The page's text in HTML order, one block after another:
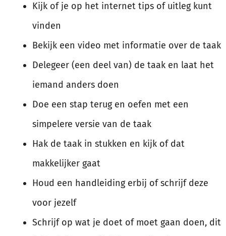
Kijk of je op het internet tips of uitleg kunt
vinden
Bekijk een video met informatie over de taak
Delegeer (een deel van) de taak en laat het
iemand anders doen
Doe een stap terug en oefen met een
simpelere versie van de taak
Hak de taak in stukken en kijk of dat
makkelijker gaat
Houd een handleiding erbij of schrijf deze
voor jezelf
Schrijf op wat je doet of moet gaan doen, dit